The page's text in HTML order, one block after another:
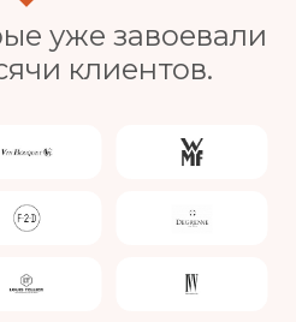
уже завоевали
клиентов.